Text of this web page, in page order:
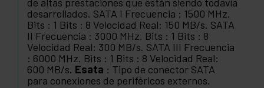
desarrollados. SATA I Frecuencia : 1500 MHz.
Bits : 1 Bits : 8 Velocidad Real: 150 MB/s. SATA
II Frecuencia : 3000 MHz. Bits : 1 Bits : 8
Velocidad Real: 300 MB/s. SATA III Frecuencia
: 6000 MHz. Bits : 1 Bits : 8 Velocidad Real:
600 MB/s. Esata : Tipo de conector SATA
para conexiones de periféricos externos.